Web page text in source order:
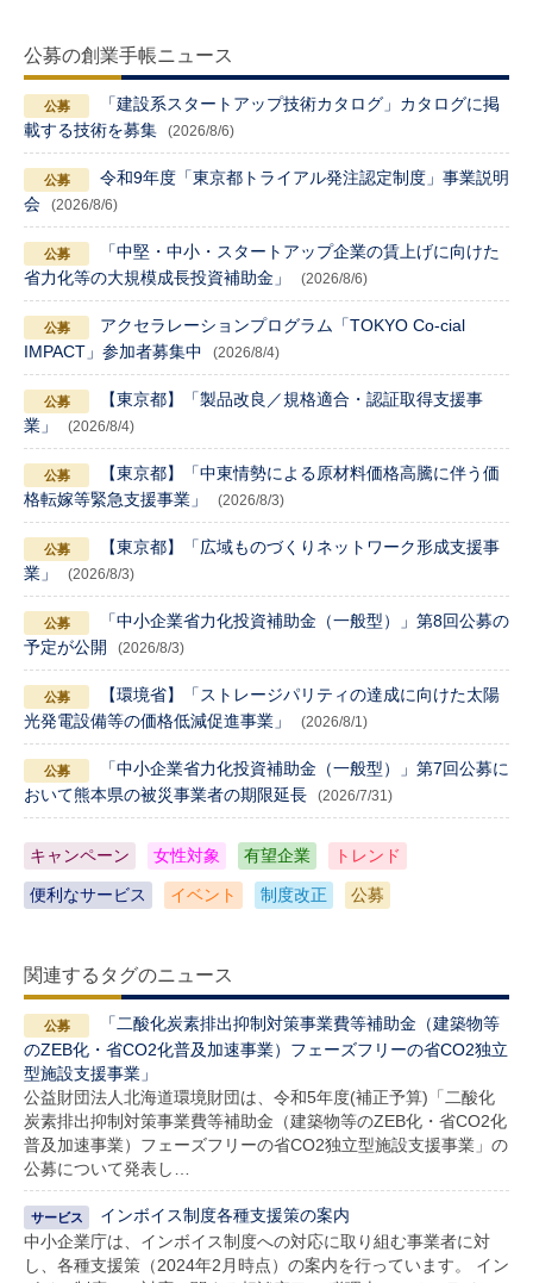
公募の創業手帳ニュース
「建設系スタートアップ技術カタログ」カタログに掲
載する技術を募集
(2026/8/6)
令和9年度「東京都トライアル発注認定制度」事業説明
会
(2026/8/6)
「中堅・中小・スタートアップ企業の賃上げに向けた
省力化等の大規模成長投資補助金」
(2026/8/6)
アクセラレーションプログラム「TOKYO Co-cial
IMPACT」参加者募集中
(2026/8/4)
【東京都】「製品改良／規格適合・認証取得支援事
業」
(2026/8/4)
【東京都】「中東情勢による原材料価格高騰に伴う価
格転嫁等緊急支援事業」
(2026/8/3)
【東京都】「広域ものづくりネットワーク形成支援事
業」
(2026/8/3)
「中小企業省力化投資補助金（一般型）」第8回公募の
予定が公開
(2026/8/3)
【環境省】「ストレージパリティの達成に向けた太陽
光発電設備等の価格低減促進事業」
(2026/8/1)
「中小企業省力化投資補助金（一般型）」第7回公募に
おいて熊本県の被災事業者の期限延長
(2026/7/31)
キャンペーン 女性対象 有望企業 トレンド
便利なサービス イベント 制度改正 公募
関連するタグのニュース
「二酸化炭素排出抑制対策事業費等補助金（建築物等
のZEB化・省CO2化普及加速事業）フェーズフリーの省CO2独立
型施設支援事業」
公益財団法人北海道環境財団は、令和5年度(補正予算)「二酸化
炭素排出抑制対策事業費等補助金（建築物等のZEB化・省CO2化
普及加速事業）フェーズフリーの省CO2独立型施設支援事業」の
公募について発表し…
インボイス制度各種支援策の案内
中小企業庁は、インボイス制度への対応に取り組む事業者に対
し、各種支援策（2024年2月時点）の案内を行っています。 イン